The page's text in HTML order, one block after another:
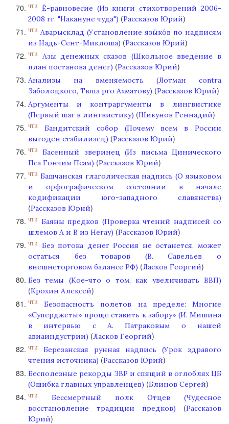
ЧТИ
Ё-равновесие (Из книги стихотворений 2006-
2008 гг. "Накануне чуда") (Рассказов Юрий)
ЧТИ Аварысклад (Установление язы́ко́в по надписям
из Надь-Сент-Миклоша) (Рассказов Юрий)
ЧТИ
Азы денежных сказов (Школьное введение в
план постанова денег) (Рассказов Юрий)
Анализы на вменяемость (Лотман contra
Заболоцкого, Тюпа рro Ахматову) (Рассказов Юрий)
Аргументы и контраргументы в лингвистике
(Первый шаг в лингвистику) (Шикунов Геннадий)
ЧТИ
Бандитский собор (Почему всем в России
выгоден стабилизец) (Рассказов Юрий)
ЧТИ
Басенный зверинец (Из письма Цинического
Пса Гончим Псам) (Рассказов Юрий)
ЧТИ Башчанская глаголическая надпись (О языковом
и орфографическом состоянии в начале
кодификации юго-западного славянства)
(Рассказов Юрий)
ЧТИ
Баяны предков (Проверка чтений надписей со
шлемов А и В из Негау) (Рассказов Юрий)
ЧТИ
Без потока денег Россия не останется, может
остаться без товаров (В. Савельев о
внешнеторговом балансе РФ) (Ласков Георгий)
Без темы (Кое-что о том, как увеличивать ВВП)
(Крохин Алексей)
ЧТИ
Безопасность полетов на пределе: Многие
«Суперджеты» проще ставить к забору» (И. Мишина
в интервью с А. Патраковым о нашей
авиаиндустрии) (Ласков Георгий)
ЧТИ
Березанская рунная надпись (Урок здравого
чтения источника) (Рассказов Юрий)
Бесполезные рекорды ЗВР и спящий в оглоблях ЦБ
(Ошибка главных управленцев) (Блинов Сергей)
ЧТИ
Бессмертный полк Отцев (Чудесное
восстановление традиции предков)
(Рассказов
Юрий)